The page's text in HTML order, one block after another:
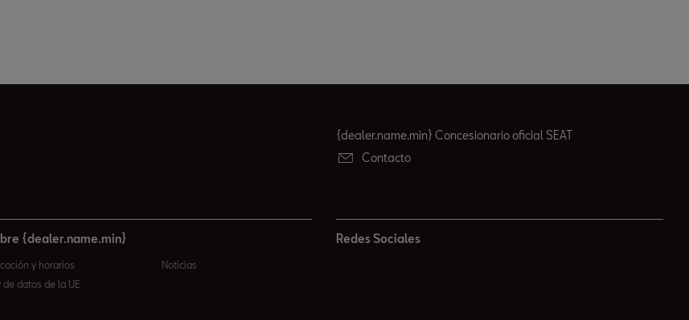
{dealer.name.min} Concesionario oficial SEAT
Contacto
{dealer.name.min}
y horarios
Noticias
de datos de la UE
Redes Sociales